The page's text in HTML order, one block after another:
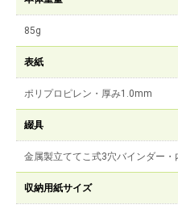
85g
表紙
ポリプロピレン・厚み1.0mm
綴具
金属製立ててこ式3穴バインダー
収納用紙サイズ